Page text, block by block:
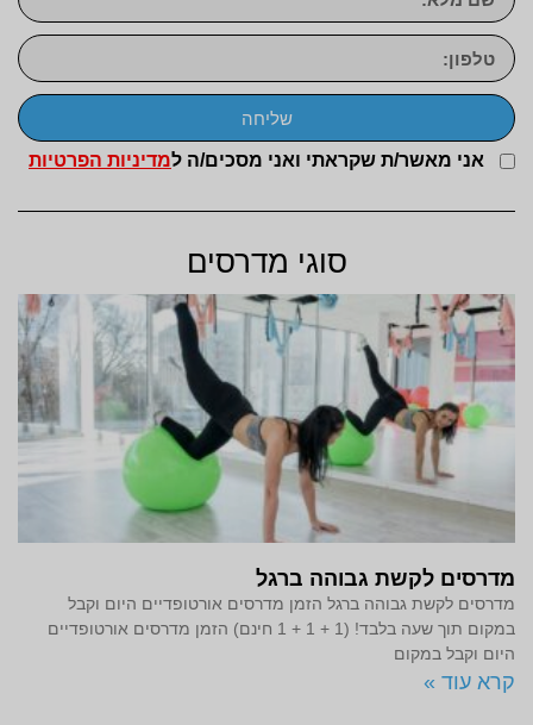
אני מאשר/ת שקראתי ואני מסכים/ה למדיניות הפרטיות
שליחה
סוגי מדרסים
מדרסים לקשת גבוהה ברגל
מדרסים לקשת גבוהה ברגל הזמן מדרסים אורטופדיים היום וקבל
במקום תוך שעה בלבד! (1 + 1 + 1 חינם) הזמן מדרסים אורטופדיים
היום וקבל במקום
קרא עוד »